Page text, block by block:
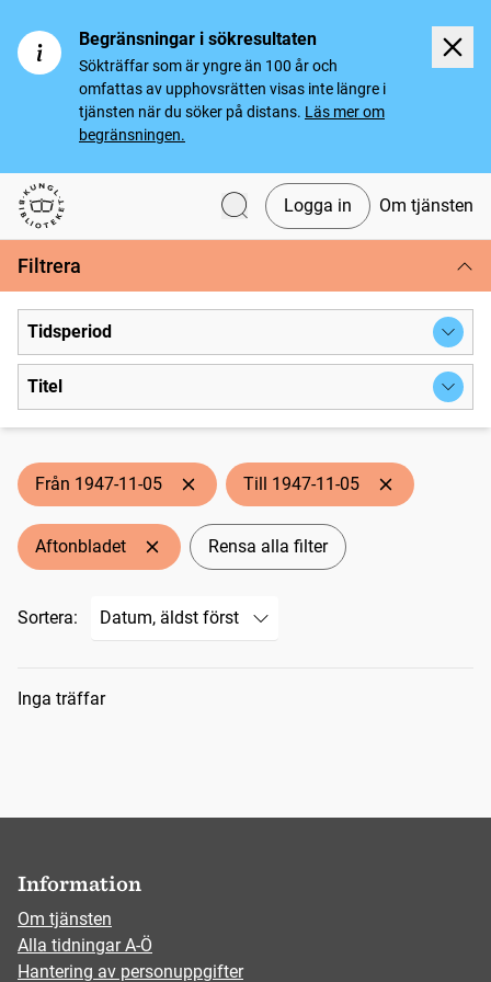
Begränsningar i sökresultaten
Sökträffar som är yngre än 100 år och
omfattas av upphovsrätten visas inte längre i
tjänsten när du söker på distans. Läs mer om
begränsningen.
Svenska tidningar
Logga in Om tjänsten
Filtrera
Tidsperiod
Titel
Från 1947-11-05 Till 1947-11-05
Aftonbladet Rensa alla filter
Sortera:
Sökresultat
Inga träffar
Information
Om tjänsten
Alla tidningar A-Ö
Hantering av personuppgifter